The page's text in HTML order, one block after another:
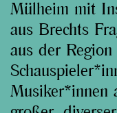
Mülheim mit
aus Brechts
aus der Region
Musiker*innen